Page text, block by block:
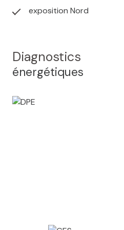
exposition Nord
Diagnostics
énergétiques